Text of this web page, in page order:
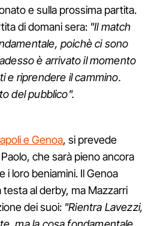
e sulla prossima partita.
di domani sera: "Il match
poichè ci sono
è arrivato il momento
e riprendere il cammino.
del pubblico".
e Genoa, si prevede
che sarà pieno ancora
i loro beniamini. Il Genoa
al derby, ma Mazzarri
dei suoi: "Rientra Lavezzi,